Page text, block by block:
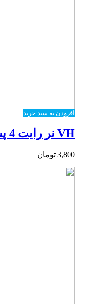
افزودن به سبد خرید
VH نر رایت 4 پین
3,800 تومان